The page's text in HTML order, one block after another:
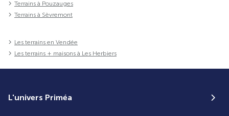
Terrains à Pouzauges
Terrains à Sèvremont
Les terrains en Vendée
Les terrains + maisons à Les Herbiers
L'univers Priméa